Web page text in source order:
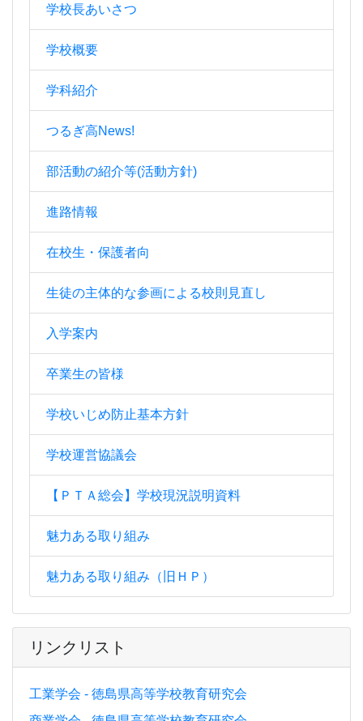
学校長あいさつ
学校概要
学科紹介
つるぎ高News!
部活動の紹介等(活動方針)
進路情報
在校生・保護者向
生徒の主体的な参画による校則見直し
入学案内
卒業生の皆様
学校いじめ防止基本方針
学校運営協議会
【ＰＴＡ総会】学校現況説明資料
魅力ある取り組み
魅力ある取り組み（旧ＨＰ）
リンクリスト
工業学会 - 徳島県高等学校教育研究会